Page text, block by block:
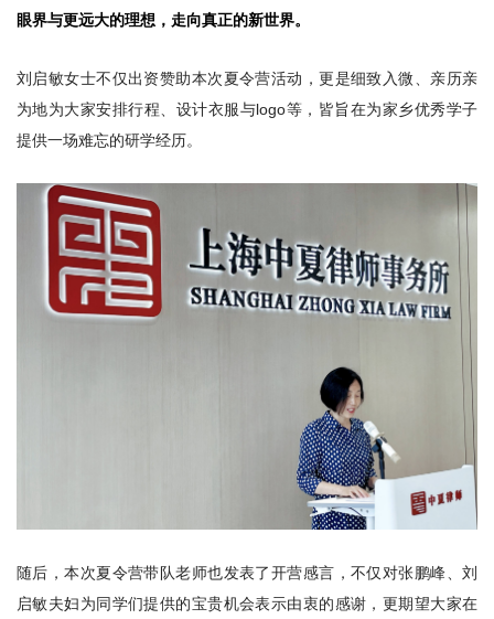
眼界与更远大的理想，走向真正的新世界。
刘启敏女士不仅出资赞助本次夏令营活动，更是细致入微、亲历亲
为地为大家安排行程、设计衣服与logo等，皆旨在为家乡优秀学子
提供一场难忘的研学经历。
随后，本次夏令营带队老师也发表了开营感言，不仅对张鹏峰、刘
启敏夫妇为同学们提供的宝贵机会表示由衷的感谢，更期望大家在